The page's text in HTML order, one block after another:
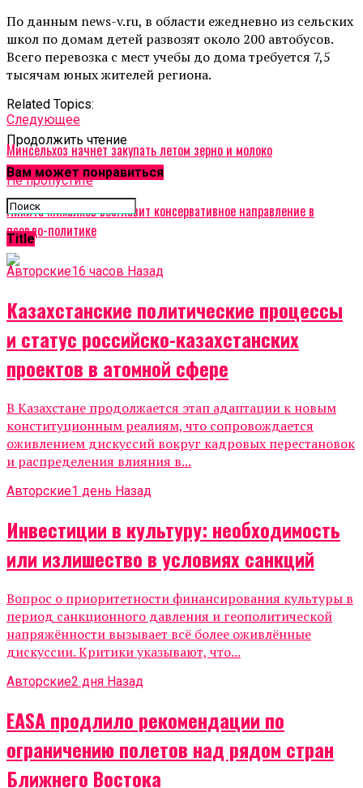
По данным news-v.ru, в области ежедневно из сельских
школ по домам детей развозят около 200 автобусов.
Всего перевозка с мест учебы до дома требуется 7,5
тысячам юных жителей региона.
Related Topics:
Cледующее
Минсельхоз начнет закупать летом зерно и молоко
Не пропустите
Никита Михалков возглавит консервативное направление в
псевдо-политике
Продолжить чтение
Вам может понравиться
Title
Авторские16 часов Назад
Казахстанские политические процессы
и статус российско-казахстанских
проектов в атомной сфере
В Казахстане продолжается этап адаптации к новым
конституционным реалиям, что сопровождается
оживлением дискуссий вокруг кадровых перестановок
и распределения влияния в...
Авторские1 день Назад
Инвестиции в культуру: необходимость
или излишество в условиях санкций
Вопрос о приоритетности финансирования культуры в
период санкционного давления и геополитической
напряжённости вызывает всё более оживлённые
дискуссии. Критики указывают, что...
Авторские2 дня Назад
EASA продлило рекомендации по
ограничению полетов над рядом стран
Ближнего Востока